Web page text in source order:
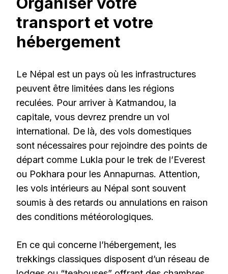
transport et votre
hébergement
Le Népal est un pays où les infrastructures
peuvent être limitées dans les régions
reculées. Pour arriver à Katmandou, la
capitale, vous devrez prendre un vol
international. De là, des vols domestiques
sont nécessaires pour rejoindre des points de
départ comme Lukla pour le trek de l’Everest
ou Pokhara pour les Annapurnas. Attention,
les vols intérieurs au Népal sont souvent
soumis à des retards ou annulations en raison
des conditions météorologiques.
En ce qui concerne l’hébergement, les
trekkings classiques disposent d’un réseau de